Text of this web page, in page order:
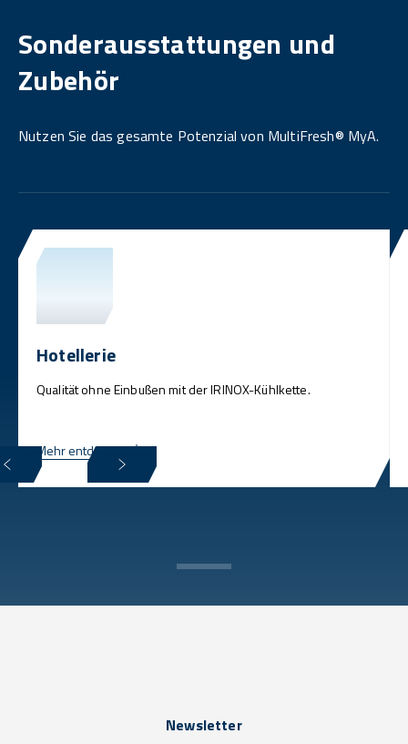
Sonderausstattungen und
Zubehör
Nutzen Sie das gesamte Potenzial von MultiFresh® MyA.
Hotellerie
Qualität ohne Einbußen mit der IRINOX-Kühlkette.
Mehr entdecken
Newsletter